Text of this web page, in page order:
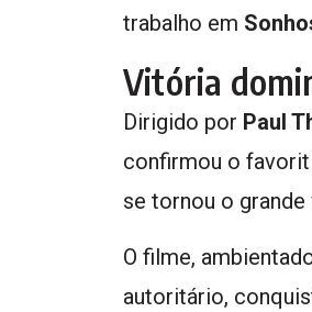
trabalho em
Vitória
Dirigido por Paul
confirmou o
se tornou o
O filme,
autoritário,